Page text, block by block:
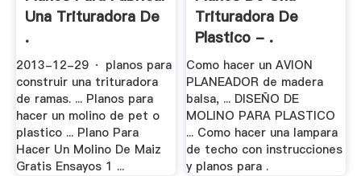
Una Trituradora De
.
2013-12-29 · planos para
construir una trituradora
de ramas. ... Planos para
hacer un molino de pet o
plastico ... Plano Para
Hacer Un Molino De Maiz
Gratis Ensayos 1 ...
Trituradora De
Plastico - .
Como hacer un AVION
PLANEADOR de madera
balsa, ... DISEÑO DE
MOLINO PARA PLASTICO
... Como hacer una lampara
de techo con instrucciones
y planos para .